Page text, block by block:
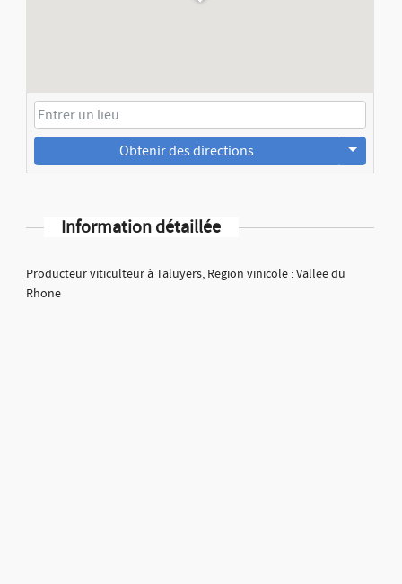
Obtenir des directions
Information détaillée
Producteur viticulteur à Taluyers, Region vinicole : Vallee du
Rhone